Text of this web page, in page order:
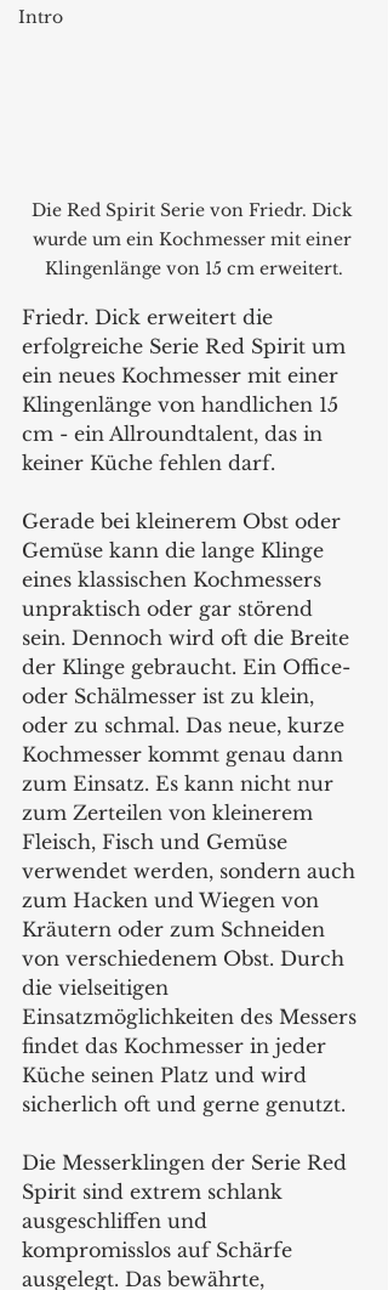
Intro
Die Red Spirit Serie von Friedr. Dick
wurde um ein Kochmesser mit einer
Klingenlänge von 15 cm erweitert.
Friedr. Dick erweitert die
erfolgreiche Serie Red Spirit um
ein neues Kochmesser mit einer
Klingenlänge von handlichen 15
cm - ein Allroundtalent, das in
keiner Küche fehlen darf.
Gerade bei kleinerem Obst oder
Gemüse kann die lange Klinge
eines klassischen Kochmessers
unpraktisch oder gar störend
sein. Dennoch wird oft die Breite
der Klinge gebraucht. Ein Office-
oder Schälmesser ist zu klein,
oder zu schmal. Das neue, kurze
Kochmesser kommt genau dann
zum Einsatz. Es kann nicht nur
zum Zerteilen von kleinerem
Fleisch, Fisch und Gemüse
verwendet werden, sondern auch
zum Hacken und Wiegen von
Kräutern oder zum Schneiden
von verschiedenem Obst. Durch
die vielseitigen
Einsatzmöglichkeiten des Messers
findet das Kochmesser in jeder
Küche seinen Platz und wird
sicherlich oft und gerne genutzt.
Die Messerklingen der Serie Red
Spirit sind extrem schlank
ausgeschliffen und
kompromisslos auf Schärfe
ausgelegt. Das bewährte,